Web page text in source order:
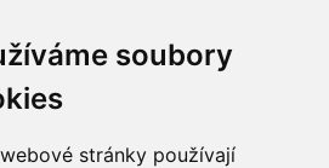
soubory
stránky používají